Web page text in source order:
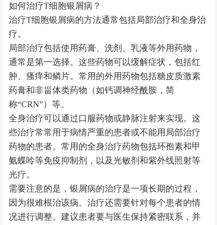
如何治疗T细胞银屑病？
治疗T细胞银屑病的方法通常包括局部治疗和全身治
疗。
局部治疗包括使用药膏、洗剂、乳液等外用药物，
通常是第一选择。这些药物可以缓解症状，包括红
肿、瘙痒和鳞片。常用的外用药物包括糖皮质激素
药膏和非甾体类药物（如钙调神经酰胺，简
称“CRN”）等。
全身治疗可以通过口服药物或静脉注射来实现。这
些治疗常常用于病情严重的患者或不能用局部治疗
药物的患者。常用的全身治疗药物包括环孢素和甲
氨蝶呤等免疫抑制剂，以及光敏剂和紫外线照射等
光疗。
需要注意的是，银屑病的治疗是一项长期的过程，
因为很难根治该病。治疗还需要针对每个患者的情
况进行调整。建议患者要与医生保持紧密联系，并